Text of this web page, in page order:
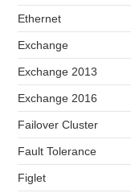
Ethernet
Exchange
Exchange 2013
Exchange 2016
Failover Cluster
Fault Tolerance
Figlet